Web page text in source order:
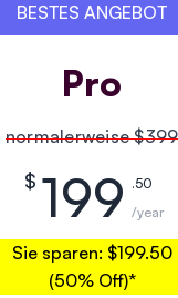
BESTES ANGEBOT
Pro
normalerweise$399
$ 199 .50
/year
Sie sparen: $199.50
(50% Off)*